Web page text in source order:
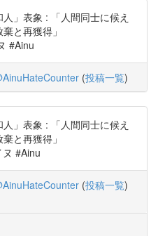
」表象 : 「人間同士に候え
と再獲得」
#Ainu
(投稿一覧)
」表象 : 「人間同士に候え
と再獲得」
#Ainu
(投稿一覧)